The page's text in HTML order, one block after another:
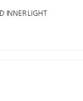
INNER LIGHT